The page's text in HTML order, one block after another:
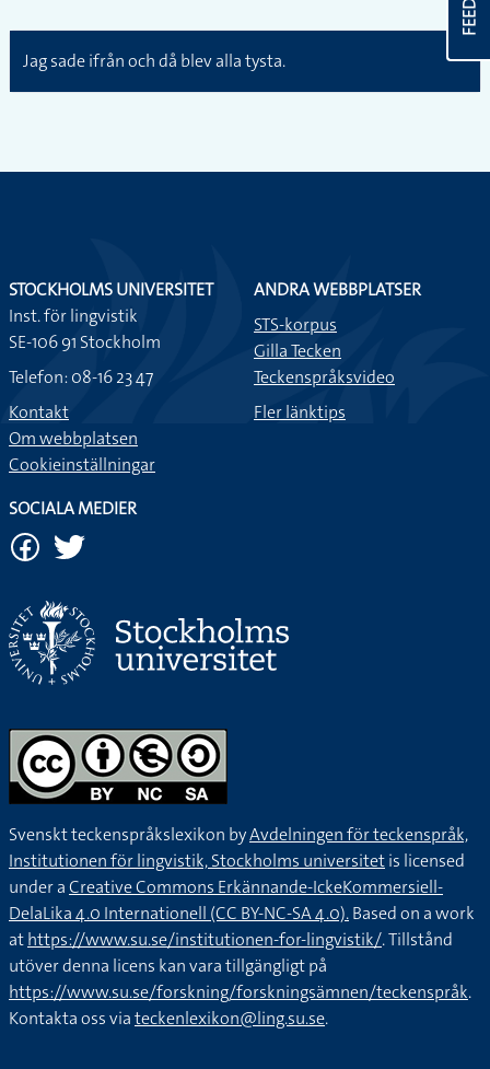
Jag sade ifrån och då blev alla tysta.
STOCKHOLMS UNIVERSITET
Inst. för lingvistik
SE-106 91 Stockholm
Telefon: 08-16 23 47
Kontakt
Om webbplatsen
Cookieinställningar
ANDRA WEBBPLATSER
STS-korpus
Gilla Tecken
Teckenspråksvideo
Fler länktips
SOCIALA MEDIER
Svenskt teckenspråkslexikon byAvdelningen för teckenspråk,
Institutionen för lingvistik, Stockholms universitetis licensed
under aCreative Commons Erkännande-IckeKommersiell-
DelaLika 4.0 Internationell (CC BY-NC-SA 4.0).Based on a work
athttps://www.su.se/institutionen-for-lingvistik/. Tillstånd
utöver denna licens kan vara tillgängligt på
https://www.su.se/forskning/forskningsämnen/teckenspråk.
Kontakta oss viateckenlexikon@ling.su.se.